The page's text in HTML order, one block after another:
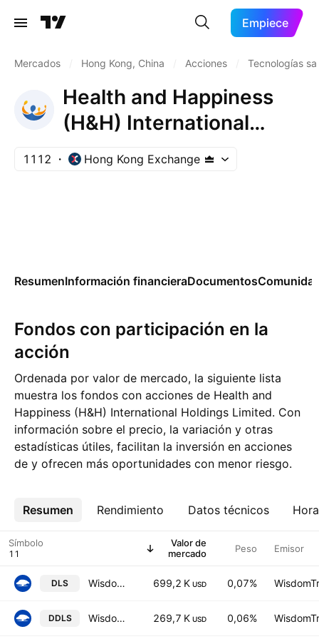
Empiece
Mercados Hong Kong, China Acciones Tecnologías
Health and Happiness
(H&H) International
Holdings Limited
1112 Hong Kong Exchange
ResumenInformación financieraDocumentos
Fondos con participación en la
acción
Ordenada por valor de mercado, la siguiente lista
muestra los fondos con acciones de Health and
Happiness (H&H) International Holdings Limited. Con
información sobre el precio, la variación y otras
estadísticas útiles, facilitan la inversión en acciones
de y ofrecen más oportunidades con menor riesgo.
Resumen Rendimiento Datos técnicos
Más
Símbolo
Valor de
mercado
Peso Emisor
DLS WisdomTree International SmallCap Dividend Fund 699,2 K USD 0,07%
DDLS WisdomTree Dynamic International SmallCap Equity Fund 269,7 K USD 0,06%